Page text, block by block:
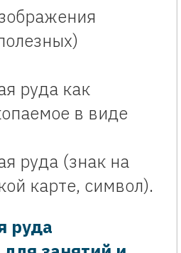
руда как
в виде
руда (знак на
карте, символ).
руда